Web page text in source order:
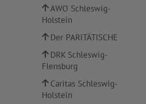
AWO Schleswig-
Holstein
Der PARITÄTISCHE
DRK Schleswig-
Flensburg
Caritas Schleswig-
Holstein